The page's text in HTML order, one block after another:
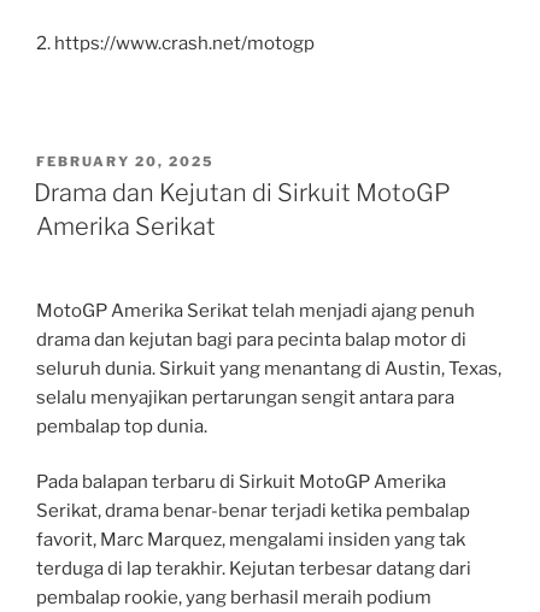
2. https://www.crash.net/motogp
POSTED
ON
FEBRUARY 20, 2025
Drama dan Kejutan di Sirkuit MotoGP
Amerika Serikat
MotoGP Amerika Serikat telah menjadi ajang penuh
drama dan kejutan bagi para pecinta balap motor di
seluruh dunia. Sirkuit yang menantang di Austin, Texas,
selalu menyajikan pertarungan sengit antara para
pembalap top dunia.
Pada balapan terbaru di Sirkuit MotoGP Amerika
Serikat, drama benar-benar terjadi ketika pembalap
favorit, Marc Marquez, mengalami insiden yang tak
terduga di lap terakhir. Kejutan terbesar datang dari
pembalap rookie, yang berhasil meraih podium